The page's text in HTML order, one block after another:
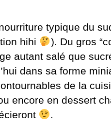
typique du
hihi
). Du gros
autant salé que
dans sa forme
de la
encore en dessert
.